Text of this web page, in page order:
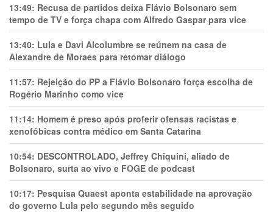
13:49: Recusa de partidos deixa Flávio Bolsonaro sem
tempo de TV e força chapa com Alfredo Gaspar para vice
13:40: Lula e Davi Alcolumbre se reúnem na casa de
Alexandre de Moraes para retomar diálogo
11:57: Rejeição do PP a Flávio Bolsonaro força escolha de
Rogério Marinho como vice
11:14: Homem é preso após proferir ofensas racistas e
xenofóbicas contra médico em Santa Catarina
10:54: DESCONTROLADO, Jeffrey Chiquini, aliado de
Bolsonaro, surta ao vivo e FOGE de podcast
10:17: Pesquisa Quaest aponta estabilidade na aprovação
do governo Lula pelo segundo mês seguido